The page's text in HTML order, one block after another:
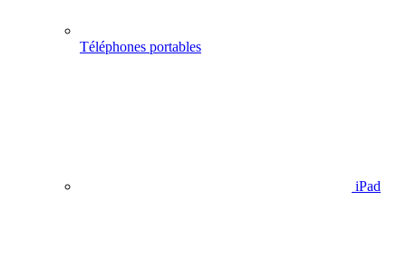
Téléphones portables
iPad